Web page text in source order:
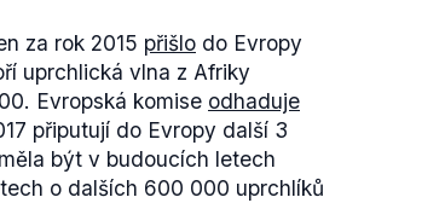
problémy
budoucnu bojovali a říkali: V
boji s těmi druhými.“
zásahu proti zemím V4, ale
kteří by se v
podotknout, že se navíc jedná
EU pro média, nikoliv o
za rok 2015 přišlo do Evropy
uprchlická vlna z Afriky
Evropská komise odhaduje
připutují do Evropy další 3
být v budoucích letech
o dalších 600 000 uprchlíků